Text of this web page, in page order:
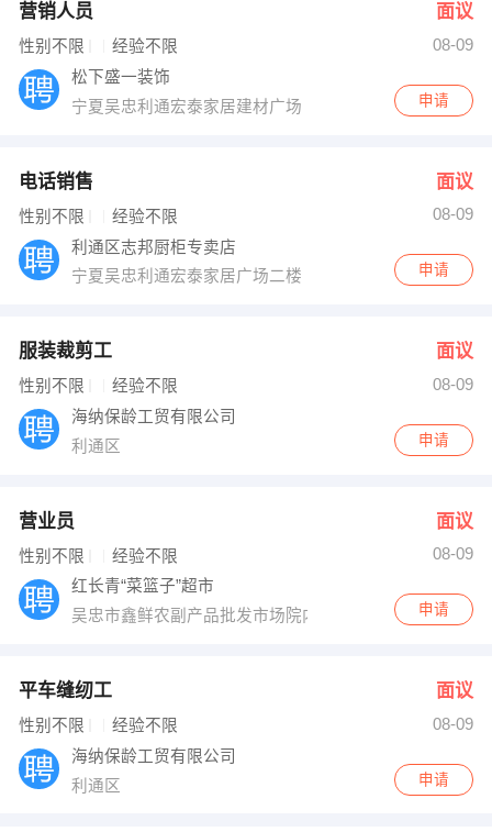
营销人员 面议
性别不限 经验不限
08-09
松下盛一装饰
宁夏吴忠利通宏泰家居建材广场
申请
电话销售 面议
性别不限 经验不限
08-09
利通区志邦厨柜专卖店
宁夏吴忠利通宏泰家居广场二楼
申请
服装裁剪工 面议
性别不限 经验不限
08-09
海纳保龄工贸有限公司
利通区
申请
营业员 面议
性别不限 经验不限
08-09
红长青“菜篮子”超市
吴忠市鑫鲜农副产品批发市场院内
申请
平车缝纫工 面议
性别不限 经验不限
08-09
海纳保龄工贸有限公司
利通区
申请